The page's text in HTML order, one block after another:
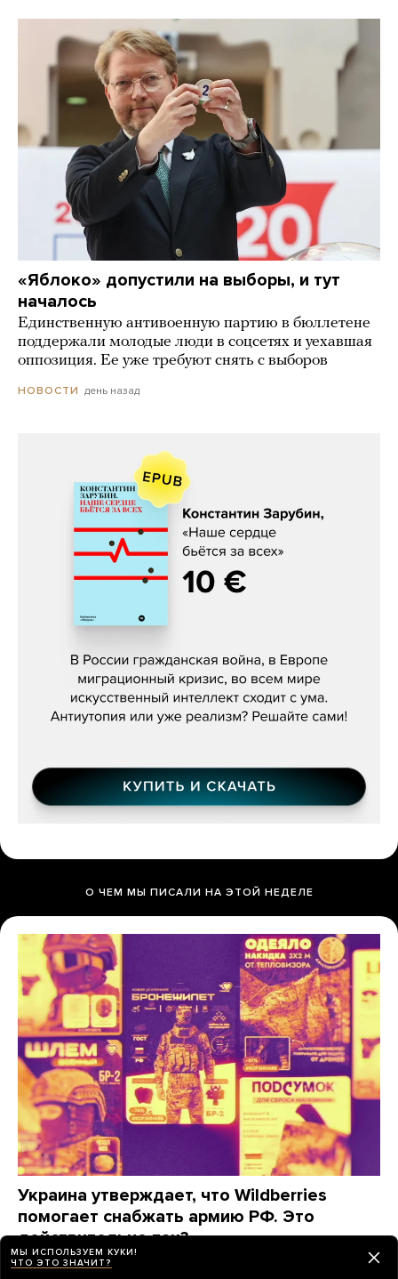
«Яблоко» допустили на выборы, и тут
началось
Единственную антивоенную партию в бюллетене
поддержали молодые люди в соцсетях и уехавшая
оппозиция. Ее уже требуют снять с выборов
НОВОСТИ день назад
Константин Зарубин, «Наше сердце
О ЧЕМ МЫ ПИСАЛИ НА ЭТОЙ НЕДЕЛЕ
Украина утверждает, что Wildberries
помогает снабжать армию РФ. Это
действительно так?
«Медуза» изучила, какие товары заказывают для
МЫ ИСПОЛЬЗУЕМ КУКИ!
ЧТО ЭТО ЗНАЧИТ?